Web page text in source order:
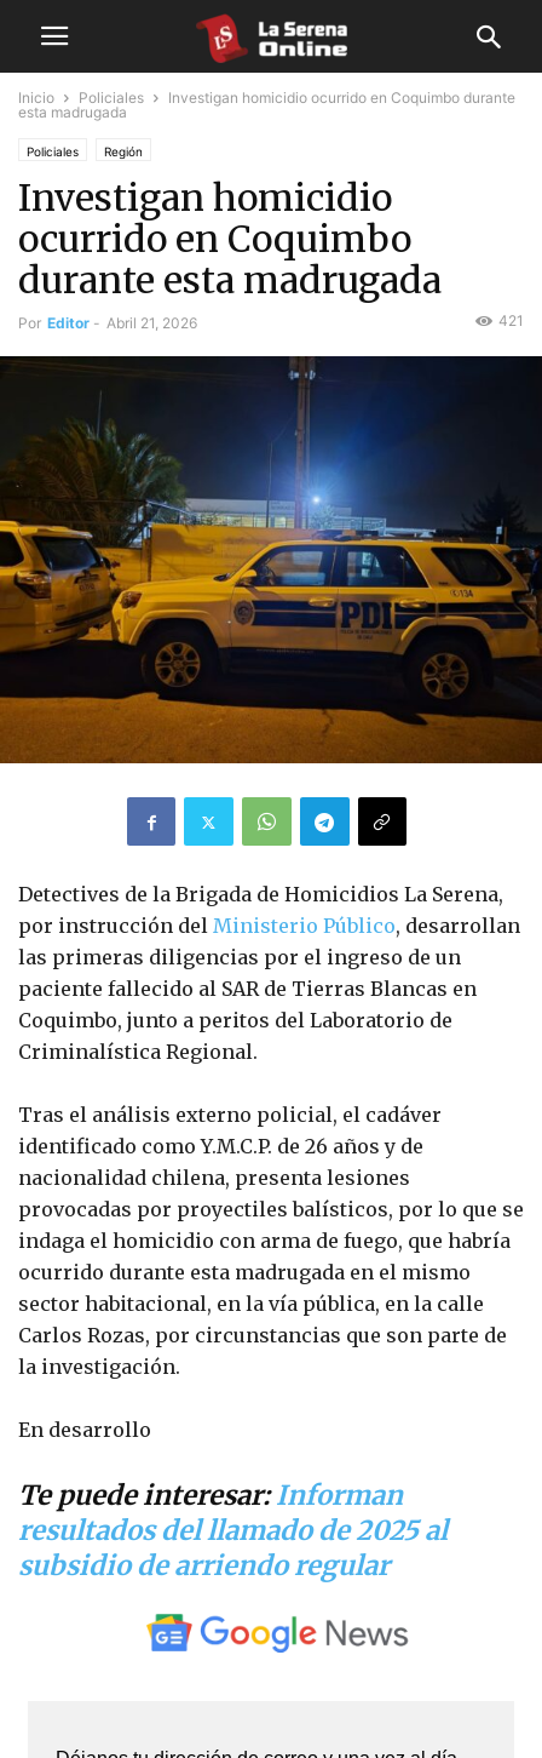
Inicio Policiales
Investigan homicidio ocurrido en Coquimbo durante
esta madrugada
Policiales Región
Investigan homicidio
ocurrido en Coquimbo
durante esta madrugada
Por Editor - Abril 21, 2026 421
Detectives de la Brigada de Homicidios La Serena,
por instrucción del Ministerio Público, desarrollan
las primeras diligencias por el ingreso de un
paciente fallecido al SAR de Tierras Blancas en
Coquimbo, junto a peritos del Laboratorio de
Criminalística Regional.
Tras el análisis externo policial, el cadáver
identificado como Y.M.C.P. de 26 años y de
nacionalidad chilena, presenta lesiones
provocadas por proyectiles balísticos, por lo que se
indaga el homicidio con arma de fuego, que habría
ocurrido durante esta madrugada en el mismo
sector habitacional, en la vía pública, en la calle
Carlos Rozas, por circunstancias que son parte de
la investigación.
En desarrollo
Te puede interesar:Informan
resultados del llamado de 2025 al
subsidio de arriendo regular